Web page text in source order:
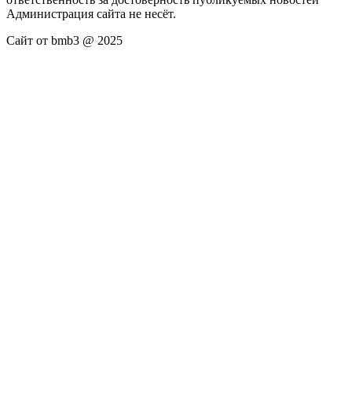
Администрация сайта не несёт.
Сайт от bmb3 @ 2025